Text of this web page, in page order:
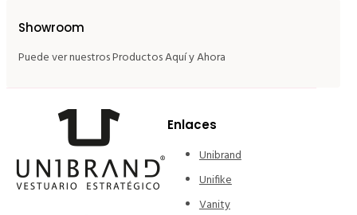
Showroom
Puede ver nuestros Productos Aquí y Ahora
Enlaces
Unibrand
Unifike
Vanity